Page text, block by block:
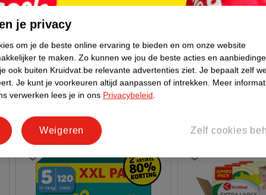
Maat 6 Luiers
mt 6 (13-18kg), 92 stuks
70.
29
42476
Valuepack
mt 4 (8-14 kg), 48
10.
99
1176
je privacy
om je de beste online ervaring te bieden en om onze website
te maken. Zo kunnen we jou de beste acties en
ook buiten Kruidvat.be relevante advertenties ziet. Je bepaalt zelf
Je kunt je voorkeuren altijd aanpassen of intrekken. Meer
verwerken lees je in ons Privacybeleid.
Zelf cookies
Weigeren